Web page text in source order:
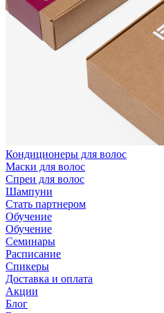
Кондиционеры для волос
Маски для волос
Спреи для волос
Шампуни
Стать партнером
Обучение
Обучение
Семинары
Расписание
Спикеры
Доставка и оплата
Акции
Блог